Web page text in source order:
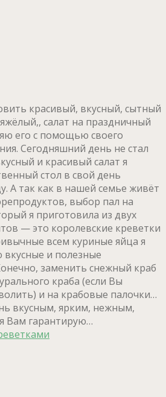
красивый, вкусный, сытный
салат на праздничный
его с помощью своего
Сегодняшний день не стал
и красивый салат я
стол в свой день
А так как в нашей семье живёт
выбор пал на
я приготовила из двух
— это королевские креветки
всем куриные яйца я
вкусные и полезные
заменить снежный краб
краба (если Вы
и на крабовые палочки…
вкусным, ярким, нежным,
Вам гарантирую…